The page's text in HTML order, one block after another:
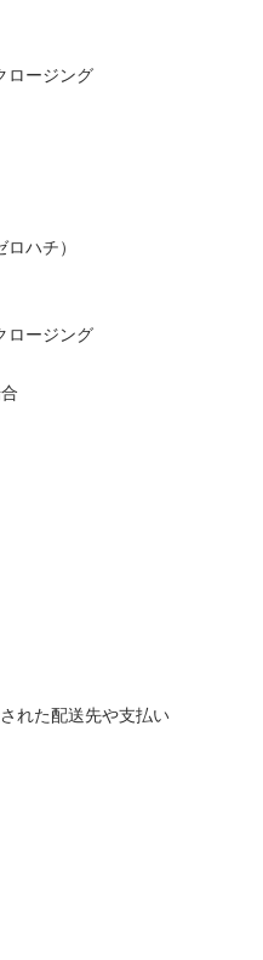
ロージング
ハチ）
ロージング
れた配送先や支払い